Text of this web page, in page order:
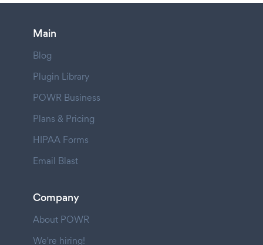
Main
Blog
Plugin Library
POWR Business
Plans & Pricing
HIPAA Forms
Email Blast
Company
About POWR
We're hiring!